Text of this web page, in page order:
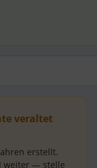
veraltet
erstellt.
weiter — stelle